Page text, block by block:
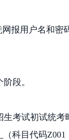
网报用户名和密
段。
生考试初试统考
（科目代码Z001